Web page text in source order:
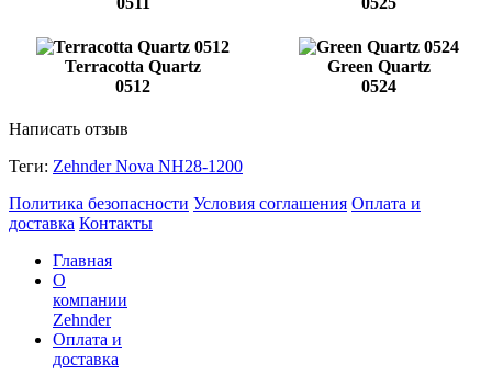
Terracotta Quartz
0512
Green Quartz
0524
Написать отзыв
Теги: Zehnder Nova NH28-1200
Политика безопасности Условия соглашения Оплата и
доставка Контакты
Главная
О
компании
Zehnder
Оплата и
доставка